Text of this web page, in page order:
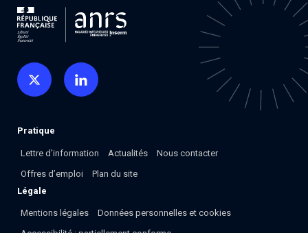
Pratique
Lettre d’information Actualités
Nous contacter
Offres d’emploi
Plan du site
Légale
Mentions légales
Données personnelles et cookies